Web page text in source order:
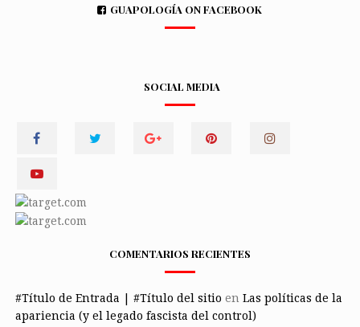
GUAPOLOGÍA ON FACEBOOK
SOCIAL MEDIA
COMENTARIOS RECIENTES
#Título de Entrada | #Título del sitio en Las políticas de la
apariencia (y el legado fascista del control)